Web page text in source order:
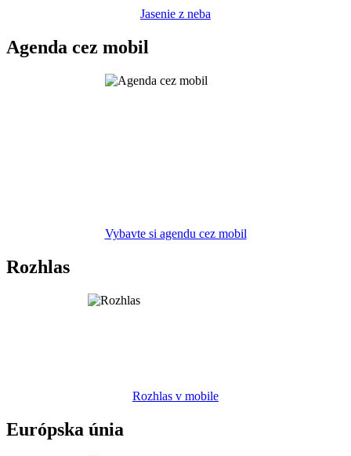
Jasenie z neba
Agenda cez mobil
Vybavte si agendu cez mobil
Rozhlas
Rozhlas v mobile
Európska únia